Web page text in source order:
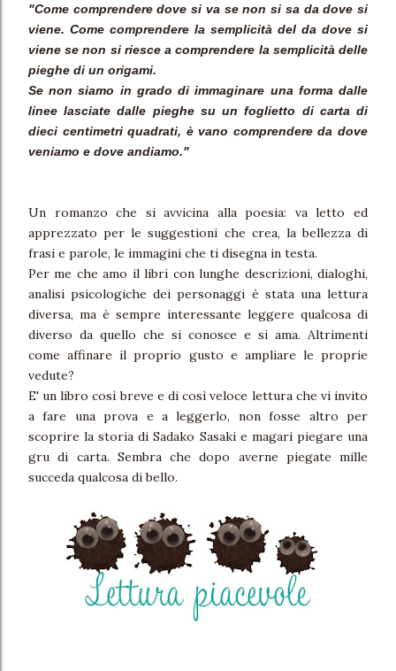
"Come comprendere dove si va se non si sa da dove si
viene. Come comprendere la semplicità del da dove si
viene se non si riesce a comprendere la semplicità delle
pieghe di un origami.
Se non siamo in grado di immaginare una forma dalle
linee lasciate dalle pieghe su un foglietto di carta di
dieci centimetri quadrati, è vano comprendere da dove
veniamo e dove andiamo."
Un romanzo che si avvicina alla poesia: va letto ed
apprezzato per le suggestioni che crea, la bellezza di
frasi e parole, le immagini che ti disegna in testa.
Per me che amo il libri con lunghe descrizioni, dialoghi,
analisi psicologiche dei personaggi è stata una lettura
diversa, ma è sempre interessante leggere qualcosa di
diverso da quello che si conosce e si ama. Altrimenti
come affinare il proprio gusto e ampliare le proprie
vedute?
E' un libro così breve e di così veloce lettura che vi invito
a fare una prova e a leggerlo, non fosse altro per
scoprire la storia di Sadako Sasaki e magari piegare una
gru di carta. Sembra che dopo averne piegate mille
succeda qualcosa di bello.